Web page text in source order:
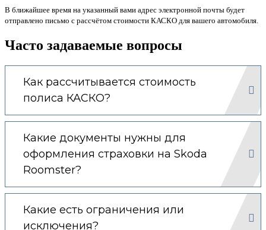
В ближайшее время на указанный вами адрес электронной почты будет
отправлено письмо с рассчётом стоимости КАСКО для вашего автомобиля.
Часто задаваемые вопросы
Как рассчитывается стоимость
полиса КАСКО?
Какие документы нужны для
оформления страховки на Skoda
Roomster?
Какие есть ограничения или
исключения?